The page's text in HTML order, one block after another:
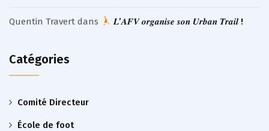
Quentin Travert dans 𝑳’𝑨𝑭𝑽 𝒐𝒓𝒈𝒂𝒏𝒊𝒔𝒆 𝒔𝒐𝒏 𝑼𝒓𝒃𝒂𝒏 𝑻𝒓𝒂𝒊𝒍 !
Catégories
Comité Directeur
École de foot